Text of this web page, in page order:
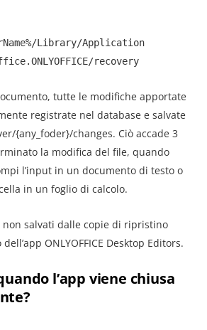
Library/Application
recovery
tutte le modifiche apportate
registrate nel database e salvate
{any_foder}/changes. Ciò accade 3
la modifica del file, quando
l’input in un documento di testo o
in un foglio di calcolo.
non salvati dalle copie di ripristino
ONLYOFFICE Desktop Editors.
l’app viene chiusa